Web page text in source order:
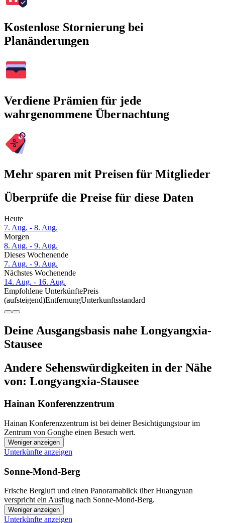
Kostenlose Stornierung bei
Planänderungen
Verdiene Prämien für jede
wahrgenommene Übernachtung
Mehr sparen mit Preisen für Mitglieder
Überprüfe die Preise für diese Daten
Heute
7. Aug. - 8. Aug.
Morgen
8. Aug. - 9. Aug.
Dieses Wochenende
7. Aug. - 9. Aug.
Nächstes Wochenende
14. Aug. - 16. Aug.
Empfohlene UnterkünftePreis
(aufsteigend)EntfernungUnterkunftsstandard
Deine Ausgangsbasis nahe Longyangxia-
Stausee
Andere Sehenswürdigkeiten in der Nähe
von: Longyangxia-Stausee
Hainan Konferenzzentrum
Hainan Konferenzzentrum ist bei deiner Besichtigungstour im
Zentrum von Gonghe einen Besuch wert.
Weniger anzeigen
Unterkünfte anzeigen
Sonne-Mond-Berg
Frische Bergluft und einen Panoramablick über Huangyuan
verspricht ein Ausflug nach Sonne-Mond-Berg.
Weniger anzeigen
Unterkünfte anzeigen